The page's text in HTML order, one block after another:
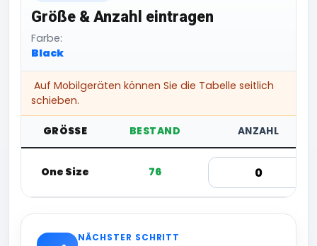
Größe & Anzahl eintragen
Farbe:
Black
Auf Mobilgeräten können Sie die Tabelle seitlich
schieben.
GRÖSSE BESTAND ANZAHL
One Size 76
NÄCHSTER SCHRITT